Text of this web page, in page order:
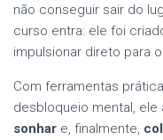
não conseguir sair do
curso entra: ele foi
impulsionar direto para
Com ferramentas
desbloqueio mental, ele
sonhar e, finalmente,